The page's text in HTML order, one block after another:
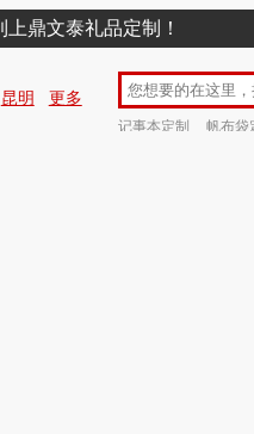
鼎文泰礼品定制！
昆明 更多
记事本定制 帆布袋